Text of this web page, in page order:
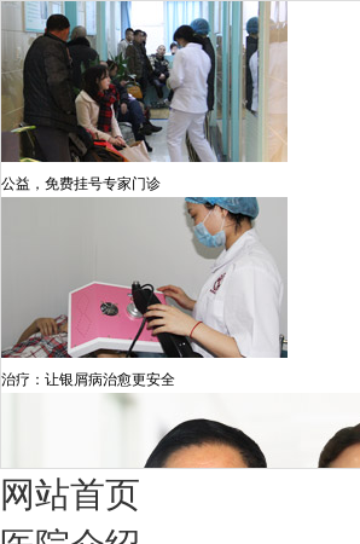
公益，免费挂号专家门诊
治疗：让银屑病治愈更安全
网站首页